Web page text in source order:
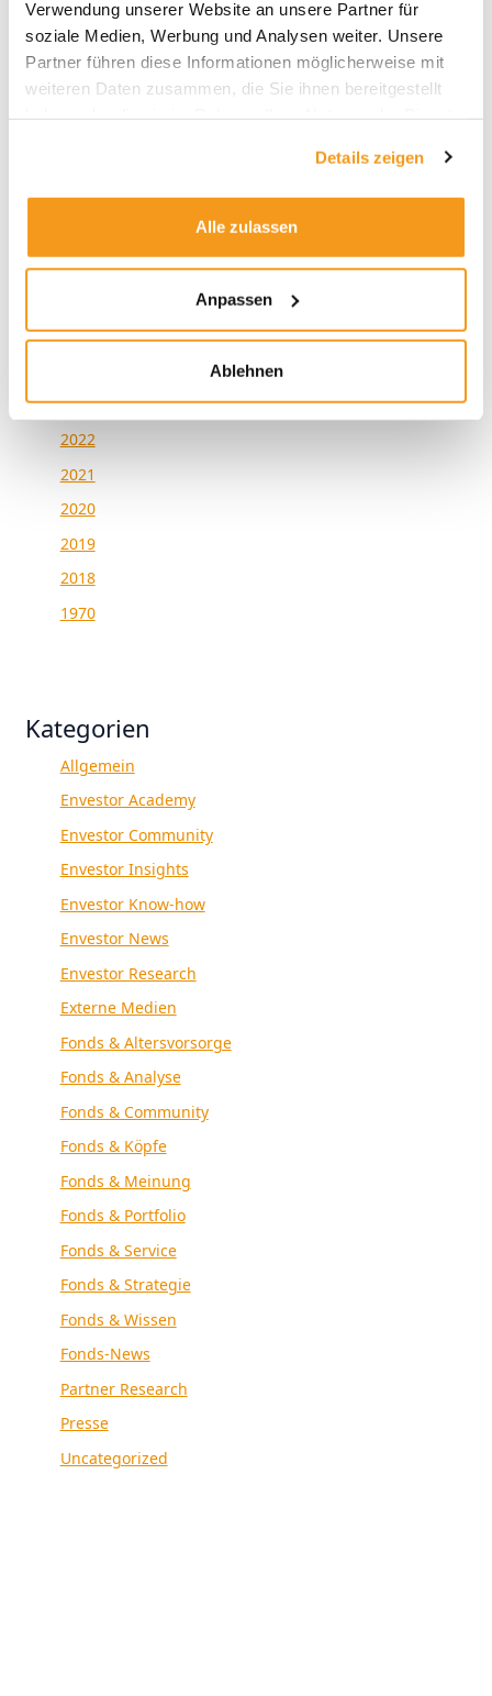
Verwendung unserer Website an unsere Partner für
soziale Medien, Werbung und Analysen weiter. Unsere
Partner führen diese Informationen möglicherweise mit
weiteren Daten zusammen, die Sie ihnen bereitgestellt
Details zeigen
Alle zulassen
Anpassen
Ablehnen
Der Presseclub mit Victor Gojdka (DIE ZEIT) –
Schwedenrente, SpaceX und schiefe Indizes
Archive
2025
2023
2022
2021
2020
2019
2018
1970
Kategorien
Allgemein
Envestor Academy
Envestor Community
Envestor Insights
Envestor Know-how
Envestor News
Envestor Research
Externe Medien
Fonds & Altersvorsorge
Fonds & Analyse
Fonds & Community
Fonds & Köpfe
Fonds & Meinung
Fonds & Portfolio
Fonds & Service
Fonds & Strategie
Fonds & Wissen
Fonds-News
Partner Research
Presse
Uncategorized